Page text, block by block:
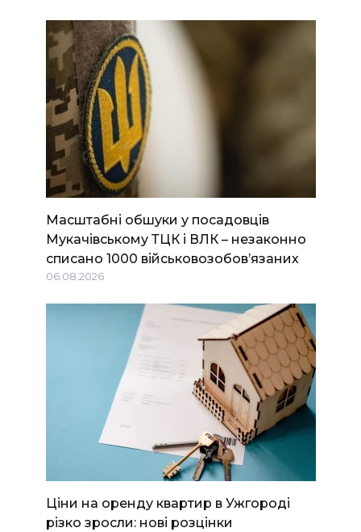
Масштабні обшуки у посадовців
Мукачівському ТЦК і ВЛК – незаконно
списано 1000 військовозобов’язаних
06.08.2026
Ціни на оренду квартир в Ужгороді
різко зросли: нові розцінки